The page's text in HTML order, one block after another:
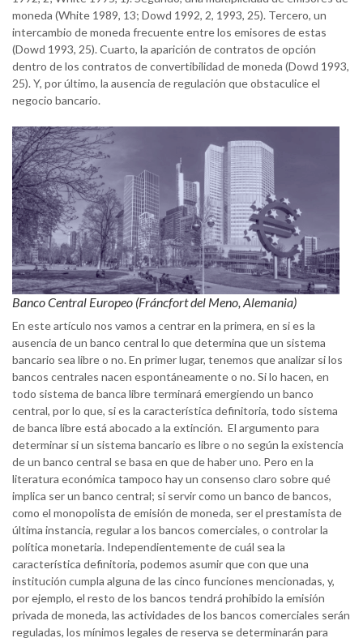
moneda (White 1989, 13; Dowd 1992, 2, 1993, 25). Tercero, un
intercambio de moneda frecuente entre los emisores de estas
(Dowd 1993, 25). Cuarto, la aparición de contratos de opción
dentro de los contratos de convertibilidad de moneda (Dowd 1993,
25). Y, por último, la ausencia de regulación que obstaculice el
negocio bancario.
Banco Central Europeo (Fráncfort del Meno, Alemania)
En este artículo nos vamos a centrar en la primera, en si es la
ausencia de un banco central lo que determina que un sistema
bancario sea libre o no. En primer lugar, tenemos que analizar si los
bancos centrales nacen espontáneamente o no. Si lo hacen, en
todo sistema de banca libre terminará emergiendo un banco
central, por lo que, si es la característica definitoria, todo sistema
de banca libre está abocado a la extinción. El argumento para
determinar si un sistema bancario es libre o no según la existencia
de un banco central se basa en que de haber uno. Pero en la
literatura económica tampoco hay un consenso claro sobre qué
implica ser un banco central; si servir como un banco de bancos,
como el monopolista de emisión de moneda, ser el prestamista de
última instancia, regular a los bancos comerciales, o controlar la
política monetaria. Independientemente de cuál sea la
característica definitoria, podemos asumir que con que una
institución cumpla alguna de las cinco funciones mencionadas, y,
por ejemplo, el resto de los bancos tendrá prohibido la emisión
privada de moneda, las actividades de los bancos comerciales serán
reguladas, los mínimos legales de reserva se determinarán para